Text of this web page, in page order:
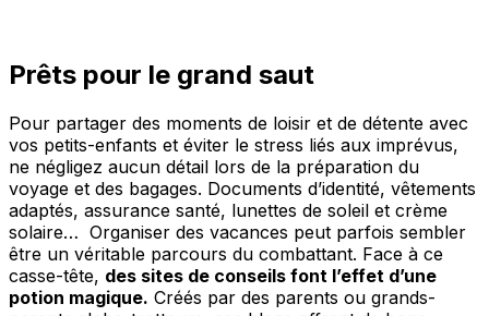
Prêts pour le grand saut
Pour partager des moments de loisir et de détente avec
vos petits-enfants et éviter le stress liés aux imprévus,
ne négligez aucun détail lors de la préparation du
voyage et des bagages. Documents d’identité, vêtements
adaptés, assurance santé, lunettes de soleil et crème
solaire… Organiser des vacances peut parfois sembler
être un véritable parcours du combattant. Face à ce
casse-tête, des sites de conseils font l’effet d’une
potion magique. Créés par des parents ou grands-